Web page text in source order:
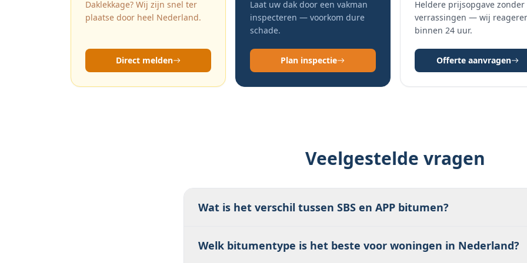
Daklekkage? Wij zijn snel ter
plaatse door heel Nederland.
Direct melden
Laat uw dak door een vakman
inspecteren — voorkom dure
schade.
Plan inspectie
Heldere prijsopgave zonder
verrassingen — wij
binnen 24 uur.
Offerte aanvragen
Veelgestelde vragen
Wat is het verschil tussen SBS en APP bitumen?
APP-bitumen is harder en hitteresistenter maar minder geschikt voor
Welk bitumentype is het beste voor woningen in Nederland?